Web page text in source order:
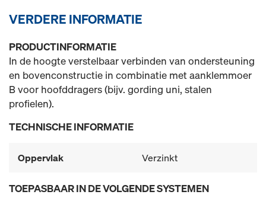
VERDERE INFORMATIE
PRODUCTINFORMATIE
In de hoogte verstelbaar verbinden van ondersteuning
en bovenconstructie in combinatie met aanklemmoer
B voor hoofddragers (bijv. gording uni, stalen
profielen).
TECHNISCHE INFORMATIE
Oppervlak Verzinkt
TOEPASBAAR IN DE VOLGENDE SYSTEMEN